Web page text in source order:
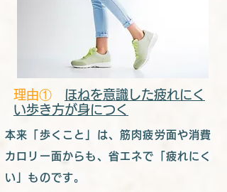
​理由①
ほねを意識した疲れにく
い歩き方が身につく
本来「歩くこと」は、筋肉疲労面や消費
カロリー面からも、省エネで「疲れにく
い」ものです。